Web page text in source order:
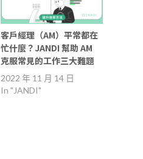
客戶經理（AM）平常都在
忙什麼？JANDI 幫助 AM
克服常見的工作三大難題
2022 年 11 月 14 日
In "JANDI"